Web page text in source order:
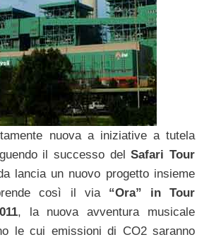
nuova a iniziative a tutela
il successo delSafari Tour
lancia un nuovo progetto insieme
così il via “Ora” in Tour
, la nuova avventura musicale
le cui emissioni di CO2 saranno